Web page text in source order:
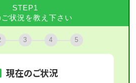
STEP1
状況を教え下さい
3 4 5
現在のご状況